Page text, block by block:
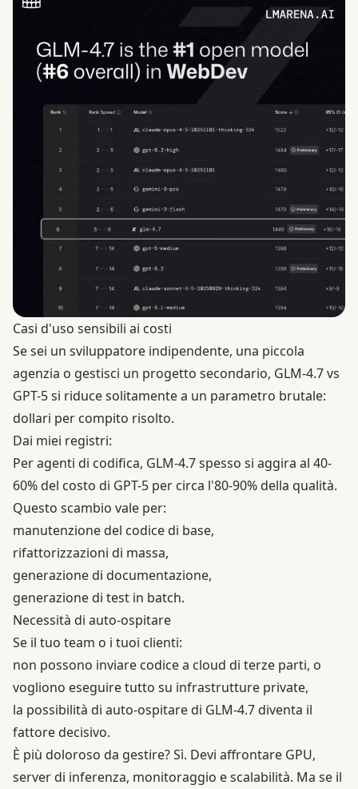
Casi d'uso sensibili ai costi
Se sei un sviluppatore indipendente, una piccola
agenzia o gestisci un progetto secondario, GLM-4.7 vs
GPT-5 si riduce solitamente a un parametro brutale:
dollari per compito risolto.
Dai miei registri:
Per agenti di codifica, GLM-4.7 spesso si aggira al 40-
60% del costo di GPT-5 per circa l'80-90% della qualità.
Questo scambio vale per:
manutenzione del codice di base,
rifattorizzazioni di massa,
generazione di documentazione,
generazione di test in batch.
Necessità di auto-ospitare
Se il tuo team o i tuoi clienti:
non possono inviare codice a cloud di terze parti, o
vogliono eseguire tutto su infrastrutture private,
la possibilità di auto-ospitare di GLM-4.7 diventa il
fattore decisivo.
È più doloroso da gestire? Sì. Devi affrontare GPU,
server di inferenza, monitoraggio e scalabilità. Ma se il